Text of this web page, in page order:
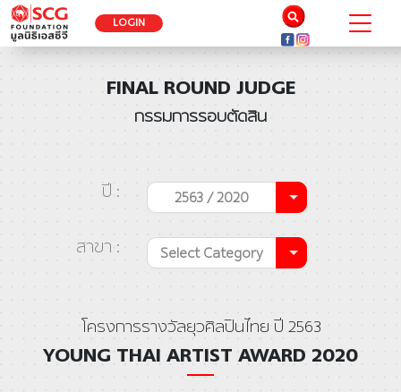
LOGIN
FINAL ROUND JUDGE
กรรมการรอบตัดสิน
ปี : 2563 / 2020
สาขา : Select Category
โครงการรางวัลยุวศิลปินไทย ปี 2563
YOUNG THAI ARTIST AWARD 2020